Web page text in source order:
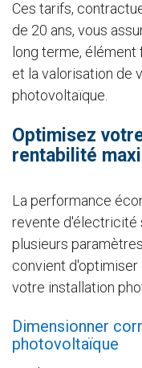
Ces tarifs,
de 20 ans, vous
long terme,
et la valorisation de
photovoltaïque.
Optimisez
rentabilité
La performance
revente d'électricité
plusieurs
convient
votre installation
Dimensionner
photovoltaïque